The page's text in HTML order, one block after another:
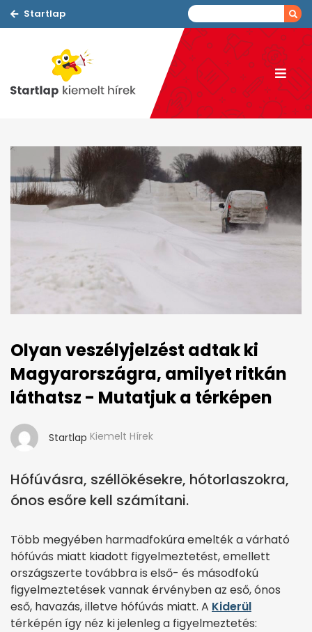
Startlap
Olyan veszélyjelzést adtak ki
Magyarországra, amilyet ritkán
láthatsz - Mutatjuk a térképen
Startlap Kiemelt Hírek
Hófúvásra, széllökésekre, hótorlaszokra,
ónos esőre kell számítani.
Több megyében harmadfokúra emelték a várható
hófúvás miatt kiadott figyelmeztetést, emellett
országszerte továbbra is első- és másodfokú
figyelmeztetések vannak érvényben az eső, ónos
eső, havazás, illetve hófúvás miatt. A Kiderül
térképén így néz ki jelenleg a figyelmeztetés: